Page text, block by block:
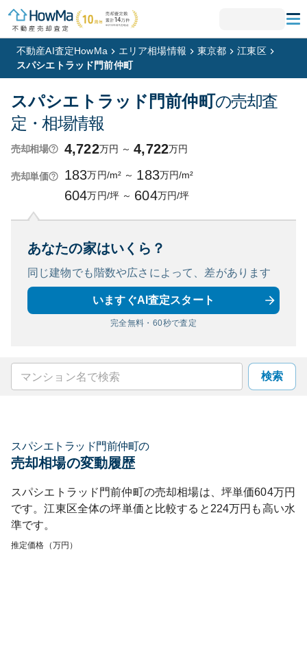
不動産AI査定HowMa エリア相場情報 東京都
江東区
スパシエトラッド門前仲町
スパシエトラッド門前仲町の売却査
定・相場情報
売却相場 4,722万円 ～ 4,722万円
売却単価 183万円/m² ～ 183万円/m²
604万円/坪 ～ 604万円/坪
あなたの家はいくら？
同じ建物でも階数や広さによって、 差があります
いますぐAI査定スタート
完全無料・60秒で査定
検索
スパシエトラッド門前仲町の
売却相場の変動履歴
スパシエトラッド門前仲町の売却相場は、坪単価604万円
です。江東区全体の坪単価と比較すると 224万円も高い水
準です。
推定価格（万円）